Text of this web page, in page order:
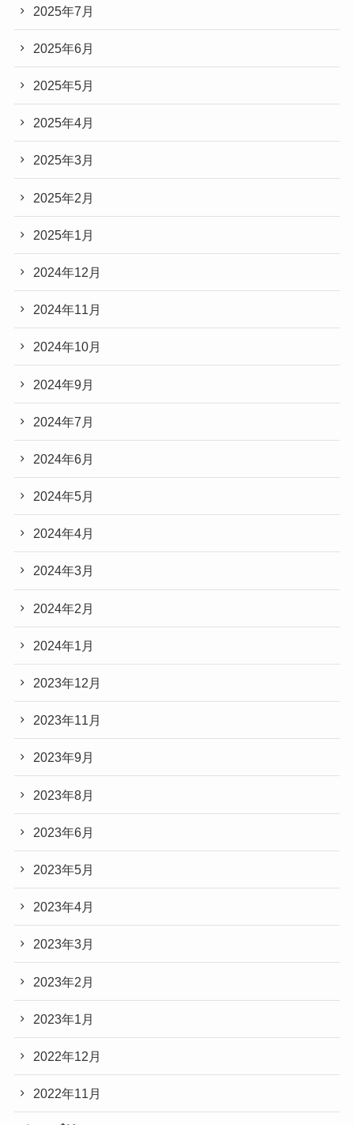
2025年7月
2025年6月
2025年5月
2025年4月
2025年3月
2025年2月
2025年1月
2024年12月
2024年11月
2024年10月
2024年9月
2024年7月
2024年6月
2024年5月
2024年4月
2024年3月
2024年2月
2024年1月
2023年12月
2023年11月
2023年9月
2023年8月
2023年6月
2023年5月
2023年4月
2023年3月
2023年2月
2023年1月
2022年12月
2022年11月